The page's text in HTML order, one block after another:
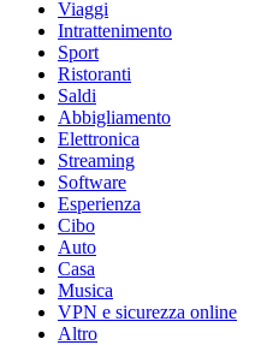
Viaggi
Intrattenimento
Sport
Ristoranti
Saldi
Abbigliamento
Elettronica
Streaming
Software
Esperienza
Cibo
Auto
Casa
Musica
VPN e sicurezza online
Altro